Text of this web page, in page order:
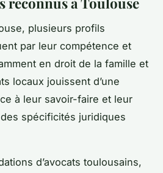
plusieurs profils
par leur compétence et
en droit de la famille et
locaux jouissent d’une
à leur savoir-faire et leur
spécificités juridiques
d’avocats toulousains,